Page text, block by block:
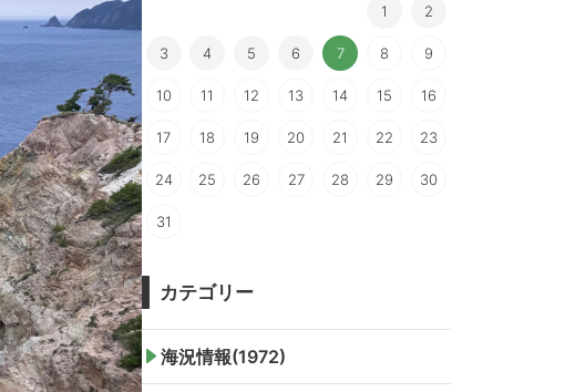
1 2
3 4 5 6 7 8 9
10 11 12 13 14 15 16
17 18 19 20 21 22 23
24 25 26 27 28 29 30
31
カテゴリー
海況情報(1972)